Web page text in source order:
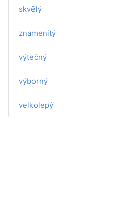
skvělý
znamenitý
výtečný
výborný
velkolepý